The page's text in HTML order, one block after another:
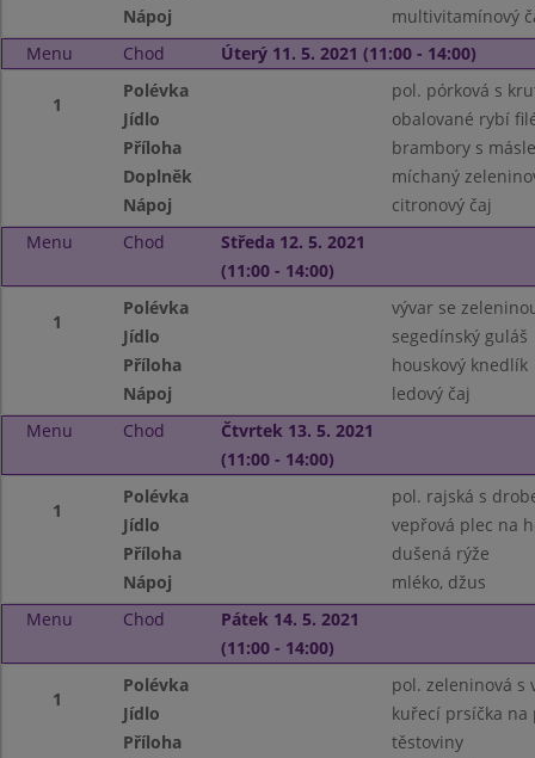
Nápoj
multivitamínový
Menu
Chod Úterý 11. 5. 2021 (11:00 - 14:00)
1
Polévka
pol. pórková s
Jídlo
obalované rybí
Příloha
brambory s
Doplněk
míchaný
Nápoj
citronový čaj
Menu
Chod
Středa 12. 5. 2021
(11:00 - 14:00)
1
Polévka
vývar se
Jídlo
segedínský guláš
Příloha
houskový knedlík
Nápoj
ledový čaj
Menu
Chod
Čtvrtek 13. 5. 2021
(11:00 - 14:00)
1
Polévka
pol. rajská s
Jídlo
vepřová plec na
Příloha
dušená rýže
Nápoj
mléko, džus
Menu
Chod
Pátek 14. 5. 2021
(11:00 - 14:00)
1
Polévka
pol. zeleninová s
Jídlo
kuřecí prsíčka na
Příloha
těstoviny